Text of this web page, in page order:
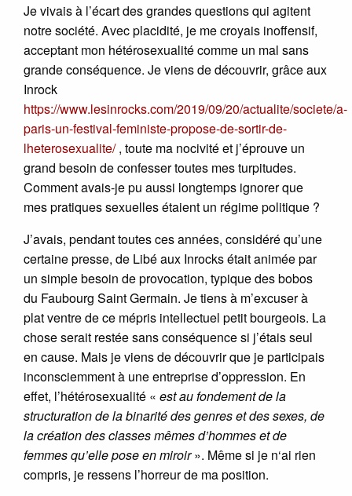
Je vivais à l’écart des grandes questions qui agitent
notre société. Avec placidité, je me croyais inoffensif,
acceptant mon hétérosexualité comme un mal sans
grande conséquence. Je viens de découvrir, grâce aux
Inrock
https://www.lesinrocks.com/2019/09/20/actualite/societe/a-
paris-un-festival-feministe-propose-de-sortir-de-
lheterosexualite/, toute ma nocivité et j’éprouve un
grand besoin de confesser toutes mes turpitudes.
Comment avais-je pu aussi longtemps ignorer que
mes pratiques sexuelles étaient un régime politique ?
J’avais, pendant toutes ces années, considéré qu’une
certaine presse, de Libé aux Inrocks était animée par
un simple besoin de provocation, typique des bobos
du Faubourg Saint Germain. Je tiens à m’excuser à
plat ventre de ce mépris intellectuel petit bourgeois. La
chose serait restée sans conséquence si j’étais seul
en cause. Mais je viens de découvrir que je participais
inconsciemment à une entreprise d’oppression. En
effet, l’hétérosexualité « est au fondement de la
structuration de la binarité des genres et des sexes, de
la création des classes mêmes d’hommes et de
femmes qu’elle pose en miroir». Même si je n‘ai rien
compris, je ressens l’horreur de ma position.